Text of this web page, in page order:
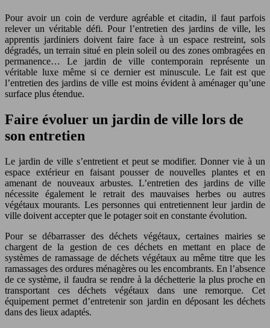
Pour avoir un coin de verdure agréable et citadin, il faut parfois
relever un véritable défi. Pour l’entretien des jardins de ville, les
apprentis jardiniers doivent faire face à un espace restreint, sols
dégradés, un terrain situé en plein soleil ou des zones ombragées en
permanence… Le jardin de ville contemporain représente un
véritable luxe même si ce dernier est minuscule. Le fait est que
l’entretien des jardins de ville est moins évident à aménager qu’une
surface plus étendue.
Faire évoluer un jardin de ville lors de
son entretien
Le jardin de ville s’entretient et peut se modifier. Donner vie à un
espace extérieur en faisant pousser de nouvelles plantes et en
amenant de nouveaux arbustes. L’entretien des jardins de ville
nécessite également le retrait des mauvaises herbes ou autres
végétaux mourants. Les personnes qui entretiennent leur jardin de
ville doivent accepter que le potager soit en constante évolution.
Pour se débarrasser des déchets végétaux, certaines mairies se
chargent de la gestion de ces déchets en mettant en place de
systèmes de ramassage de déchets végétaux au même titre que les
ramassages des ordures ménagères ou les encombrants. En l’absence
de ce système, il faudra se rendre à la déchetterie la plus proche en
transportant ces déchets végétaux dans une remorque. Cet
équipement permet d’entretenir son jardin en déposant les déchets
dans des lieux adaptés.